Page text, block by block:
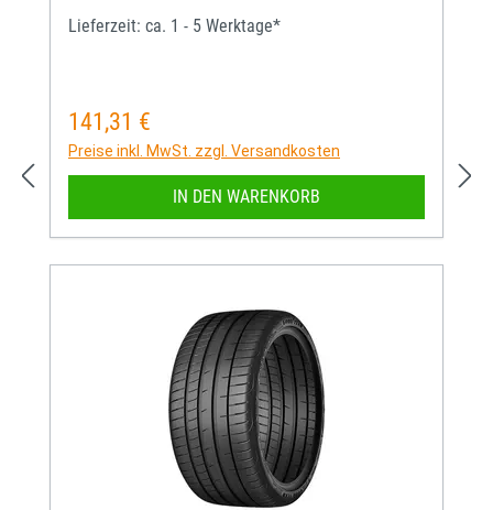
Lieferzeit: ca. 1 - 5 Werktage*
Regulärer Preis:
141,31 €
Preise inkl. MwSt. zzgl. Versandkosten
IN DEN WARENKORB